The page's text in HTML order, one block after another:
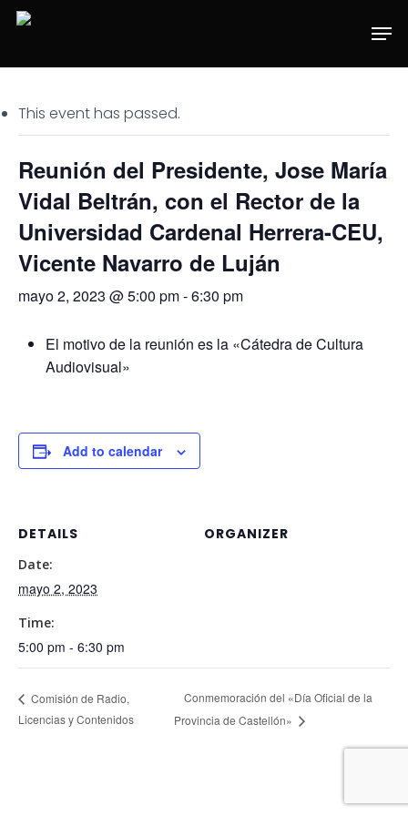
Skip
content
This event has passed.
Reunión del Presidente, Jose María
Vidal Beltrán, con el Rector de la
Universidad Cardenal Herrera-CEU,
Vicente Navarro de Luján
mayo 2, 2023 @ 5:00 pm-6:30 pm
El motivo de la reunión es la «Cátedra de Cultura
Audiovisual»
Add to calendar
DETAILS
Date:
mayo 2, 2023
Time:
5:00 pm - 6:30 pm
ORGANIZER
Comisión de Radio,
Licencias y Contenidos
Conmemoración del «Día Oficial de la
Provincia de Castellón»